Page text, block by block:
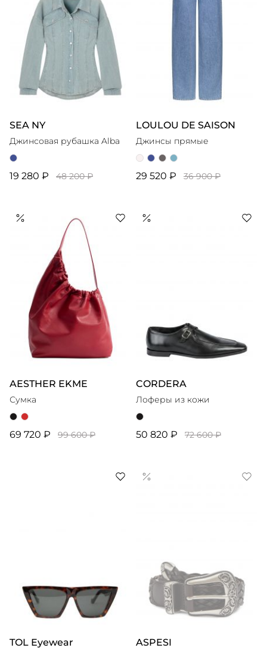
SEA NY
Джинсовая рубашка Alba
19 280 ₽ 48 200 ₽
LOULOU DE SAISON
Джинсы прямые
29 520 ₽ 36 900 ₽
AESTHER EKME
Сумка
69 720 ₽ 99 600 ₽
CORDERA
Лоферы из кожи
50 820 ₽ 72 600 ₽
TOL Eyewear ASPESI